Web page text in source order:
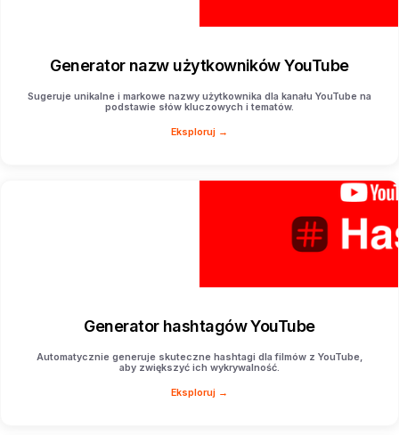
Generator nazw użytkowników YouTube
Sugeruje unikalne i markowe nazwy użytkownika dla kanału YouTube na
podstawie słów kluczowych i tematów.
Eksploruj →
Generator hashtagów YouTube
Automatycznie generuje skuteczne hashtagi dla filmów z YouTube,
aby zwiększyć ich wykrywalność.
Eksploruj →